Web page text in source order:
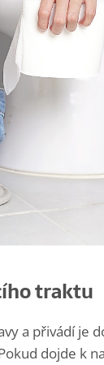
traktu
a přivádí je
dojde k